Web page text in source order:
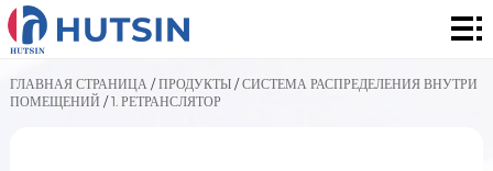
Главная
страница
Продукты
ГЛАВНАЯ СТРАНИЦА /ПРОДУКТЫ/СИСТЕМА РАСПРЕДЕЛЕНИЯ ВНУТРИ
ПОМЕЩЕНИЙ /1. РЕТРАНСЛЯТОР